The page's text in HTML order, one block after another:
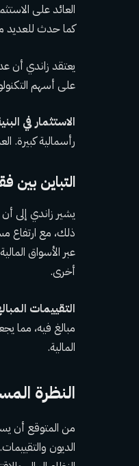
العائد على
كما حدث للعديد
يعتقد زاندي أن
على أسهم
الاستثمار في
رأسمالية كبيرة.
التباين بين
ذلك، مع ارتفاع
عبر الأسواق
أخرى.
التقييمات
مبالغ فيه، مما
المالية.
النظرة
من المتوقع أن
الديون